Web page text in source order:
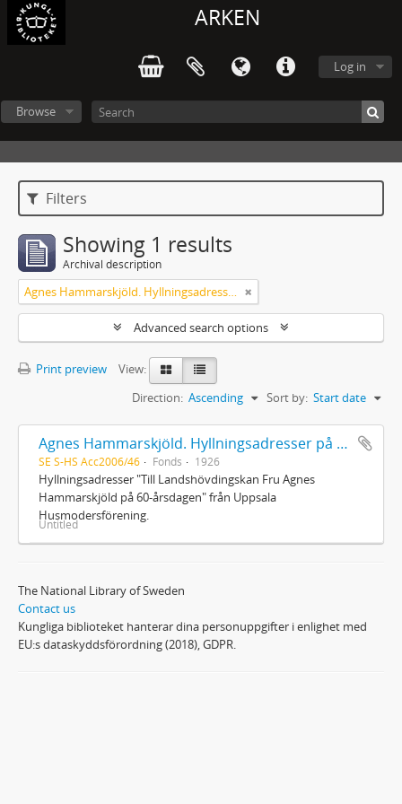
ARKEN
Log in
Browse
Filters
Showing 1 results
Archival description
Agnes Hammarskjöld. Hyllningsadresser på 60-årsdagen
Advanced search options
Print preview
View:
Sort by: Start date
Direction: Ascending
Agnes Hammarskjöld. Hyllningsadresser på 60-årsdagen
SE S-HS Acc2006/46 Fonds 1926
Hyllningsadresser "Till Landshövdingskan Fru Agnes
Hammarskjöld på 60-årsdagen" från Uppsala
Husmodersförening.
Untitled
The National Library of Sweden
Contact us
Kungliga biblioteket hanterar dina personuppgifter i enlighet med
EU:s dataskyddsförordning (2018), GDPR.